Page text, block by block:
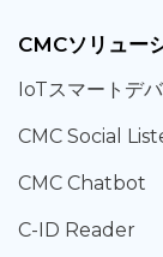
CMCソリュー
IoTスマートデ
CMC Social
CMC Chatbot
C-ID Reader